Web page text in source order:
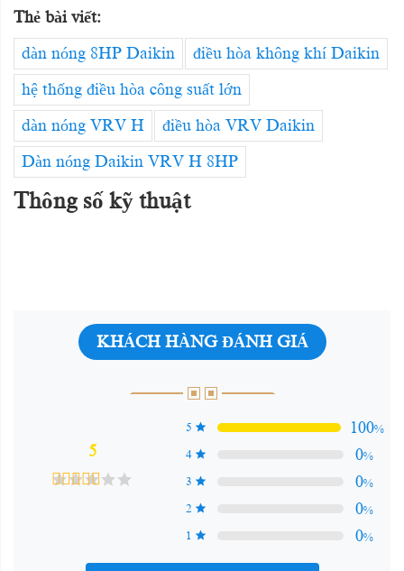
Thẻ bài viết:
dàn nóng 8HP Daikin
điều hòa không khí Daikin
hệ thống điều hòa công suất lớn
dàn nóng VRV H
điều hòa VRV Daikin
Dàn nóng Daikin VRV H 8HP
Thông số kỹ thuật
KHÁCH HÀNG ĐÁNH GIÁ
5
5 100%
4
0%
3
0%
2
0%
1
0%